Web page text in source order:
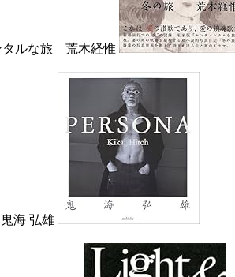
タルな旅 荒木経惟
海 弘雄